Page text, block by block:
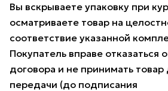
Вы вскрываете упаковку при
осматриваете товар на
соответствие указанной
Покупатель вправе отказаться
договора и не принимать
передачи (до подписания